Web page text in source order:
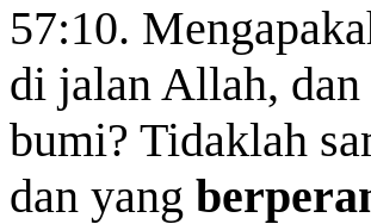
57:10.
di jalan Allah,
bumi? Tidaklah
dan yang